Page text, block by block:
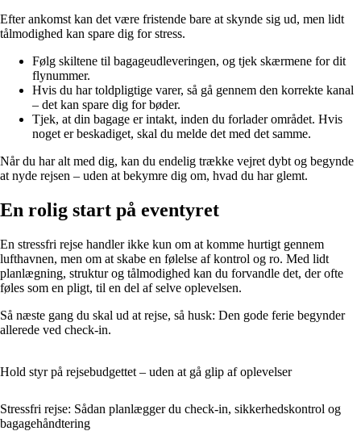
Efter ankomst kan det være fristende bare at skynde sig ud, men lidt
tålmodighed kan spare dig for stress.
Følg skiltene til bagageudleveringen, og tjek skærmene for dit
flynummer.
Hvis du har toldpligtige varer, så gå gennem den korrekte kanal
– det kan spare dig for bøder.
Tjek, at din bagage er intakt, inden du forlader området. Hvis
noget er beskadiget, skal du melde det med det samme.
Når du har alt med dig, kan du endelig trække vejret dybt og begynde
at nyde rejsen – uden at bekymre dig om, hvad du har glemt.
En rolig start på eventyret
En stressfri rejse handler ikke kun om at komme hurtigt gennem
lufthavnen, men om at skabe en følelse af kontrol og ro. Med lidt
planlægning, struktur og tålmodighed kan du forvandle det, der ofte
føles som en pligt, til en del af selve oplevelsen.
Så næste gang du skal ud at rejse, så husk: Den gode ferie begynder
allerede ved check-in.
Hold styr på rejsebudgettet – uden at gå glip af oplevelser
Stressfri rejse: Sådan planlægger du check-in, sikkerhedskontrol og
bagagehåndtering